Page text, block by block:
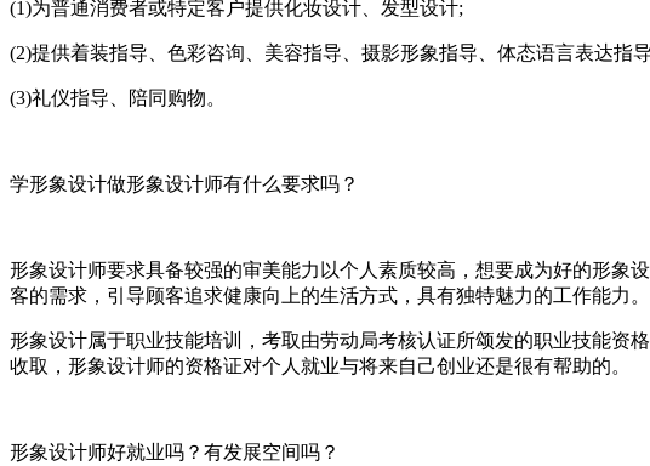
(1)为普通消费者或特定客户提供化妆设计、发型设计;
(2)提供着装指导、色彩咨询、美容指导、摄影形象指导、体态语言表达指
(3)礼仪指导、陪同购物。
学形象设计做形象设计师有什么要求吗？
形象设计师要求具备较强的审美能力以个人素质较高，想要成为好的形象
客的需求，引导顾客追求健康向上的生活方式，具有独特魅力的工作能力。
形象设计属于职业技能培训，考取由劳动局考核认证所颂发的职业技能资
收取，形象设计师的资格证对个人就业与将来自己创业还是很有帮助的。
形象设计师好就业吗？有发展空间吗？